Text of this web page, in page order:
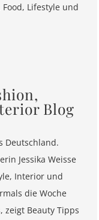
Lifestyle und
Blog
Deutschland.
Jessika Weisse
Interior und
die Woche
Beauty Tipps